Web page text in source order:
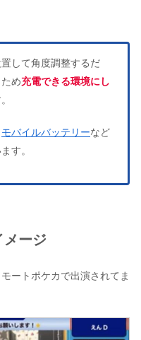
して角度調整するだ
め充電できる環境にし
モバイルバッテリーなど
す。
メージ
ートポケカで出演されてま